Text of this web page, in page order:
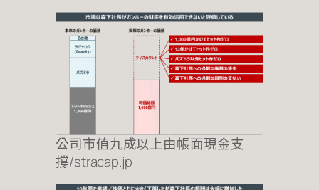
公司市值九成以上由帳面現金支
撐/stracap.jp